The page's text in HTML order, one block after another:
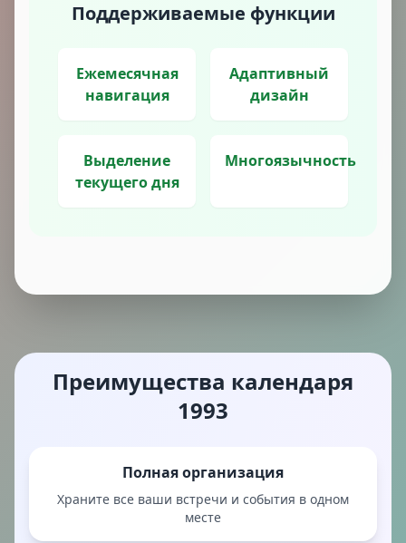
Поддерживаемые функции
Ежемесячная
навигация
Адаптивный
дизайн
Выделение
текущего дня
Многоязычность
Преимущества календаря
1993
Полная организация
Храните все ваши встречи и события в одном
месте